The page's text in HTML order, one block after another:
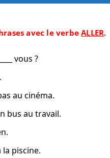
avec le verbeALLER.
vous ?
au cinéma.
bus au travail.
la piscine.